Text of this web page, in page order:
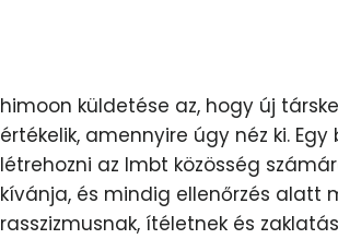
himoon küldetése az, hogy új
értékelik, amennyire úgy néz ki.
létrehozni az lmbt közösség
kívánja, és mindig ellenőrzés alatt
rasszizmusnak, ítéletnek és